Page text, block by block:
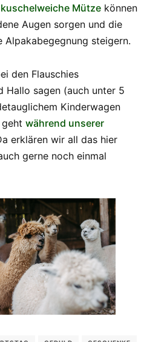
Mütze können
Augen sorgen und die
Alpakabegegnung steigern.
den Flauschies
Hallo sagen (auch unter 5
Kinderwagen
während unserer
erklären wir all das hier
gerne noch einmal